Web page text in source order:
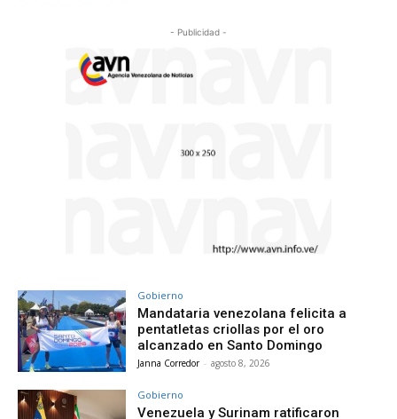
- Publicidad -
Gobierno
Mandataria venezolana felicita a
pentatletas criollas por el oro
alcanzado en Santo Domingo
Janna Corredor - agosto 8, 2026
Gobierno
Venezuela y Surinam ratificaron